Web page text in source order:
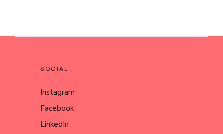
SOCIAL
Instagram
Facebook
LinkedIn